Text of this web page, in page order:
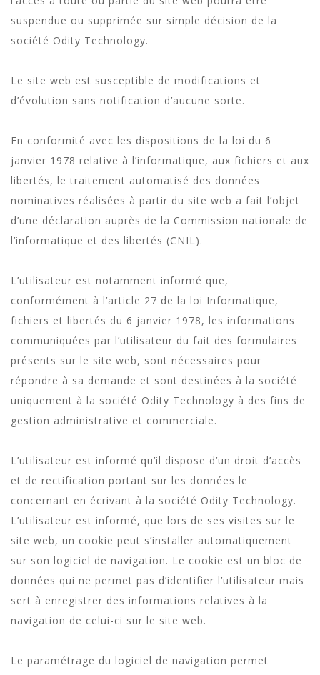
suspendue ou supprimée sur simple décision de la
société Odity Technology.
Le site web est susceptible de modifications et
d’évolution sans notification d’aucune sorte.
En conformité avec les dispositions de la loi du 6
janvier 1978 relative à l’informatique, aux fichiers et aux
libertés, le traitement automatisé des données
nominatives réalisées à partir du site web a fait l’objet
d’une déclaration auprès de la Commission nationale de
l’informatique et des libertés (CNIL).
L’utilisateur est notamment informé que,
conformément à l’article 27 de la loi Informatique,
fichiers et libertés du 6 janvier 1978, les informations
communiquées par l’utilisateur du fait des formulaires
présents sur le site web, sont nécessaires pour
répondre à sa demande et sont destinées à la société
uniquement à la société Odity Technology à des fins de
gestion administrative et commerciale.
L’utilisateur est informé qu’il dispose d’un droit d’accès
et de rectification portant sur les données le
concernant en écrivant à la société Odity Technology.
L’utilisateur est informé, que lors de ses visites sur le
site web, un cookie peut s’installer automatiquement
sur son logiciel de navigation. Le cookie est un bloc de
données qui ne permet pas d’identifier l’utilisateur mais
sert à enregistrer des informations relatives à la
navigation de celui-ci sur le site web.
Le paramétrage du logiciel de navigation permet